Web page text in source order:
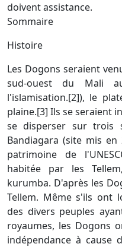
doivent assistance.
Sommaire
Histoire
Les Dogons seraient
sud-ouest du Mali
l'islamisation.[2]), le
plaine.[3] Ils se seraient
se disperser sur trois
Bandiagara (site mis
patrimoine de
habitée par les
kurumba. D'après les
Tellem. Même s'ils ont
des divers peuples
royaumes, les Dogons
indépendance à cause